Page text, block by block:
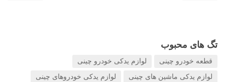
تگ های محبوب
قطعه خودرو چینی لوازم یدکی خودرو چینی
لوازم یدکی ماشین های چینی لوازم یدکی خودروهای چینی